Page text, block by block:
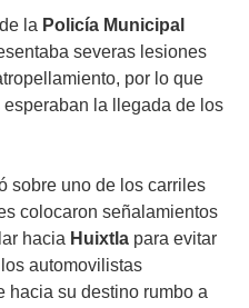
la Policía Municipal
severas lesiones
por lo que
la llegada de los
sobre uno de los carriles
colocaron señalamientos
hacia Huixtla para evitar
automovilistas
hacia su destino rumbo a